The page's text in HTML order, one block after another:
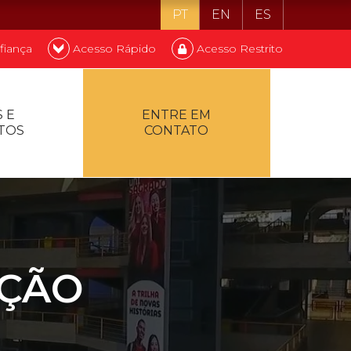
PT EN ES
Acesso Rápido Acesso Restrito
E
ENTRE EM
CONTATO